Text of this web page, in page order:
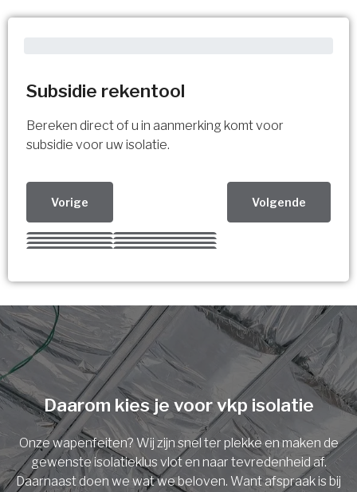
Subsidie rekentool
Bereken direct of u in aanmerking komt voor
subsidie voor uw isolatie.
Vorige Volgende
Kies uw Isolatiemaatregel
Meerdere keuzes mogelijk
Isolatiemaatregel
Spouwisolatie
Vloerisolatie
Dakisolatie
Vorige Volgende
U komt in aanmerking voor
subsidie!
Vul uw gegevens in en ontvang nu direct uw
berekening per mail.
Voornaam
Daarom kies je voor vkp isolatie
Onze wapenfeiten? Wij zijn snel ter plekke en maken de
gewenste isolatieklus vlot en naar tevredenheid af.
Daarnaast doen we wat we beloven. Want afspraak is bij